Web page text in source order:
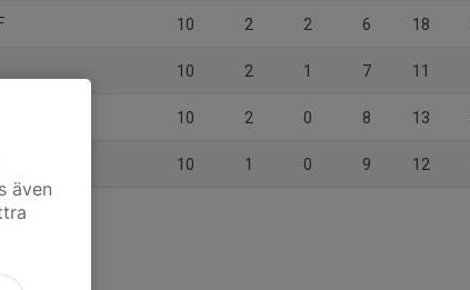
10 2 2 6 18
10 2 1 7 11
10 2 0 8 13
10 1 0 9 12
även